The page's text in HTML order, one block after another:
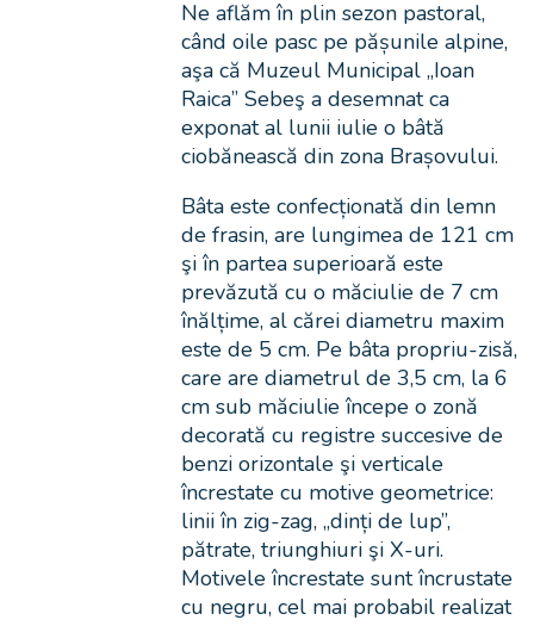
Ne aflăm în plin sezon pastoral,
când oile pasc pe pășunile alpine,
aşa că Muzeul Municipal „Ioan
Raica” Sebeş a desemnat ca
exponat al lunii iulie o bâtă
ciobănească din zona Brașovului.
Bâta este confecționată din lemn
de frasin, are lungimea de 121 cm
şi în partea superioară este
prevăzută cu o măciulie de 7 cm
înălțime, al cărei diametru maxim
este de 5 cm. Pe bâta propriu-zisă,
care are diametrul de 3,5 cm, la 6
cm sub măciulie începe o zonă
decorată cu registre succesive de
benzi orizontale şi verticale
încrestate cu motive geometrice:
linii în zig-zag, „dinți de lup”,
pătrate, triunghiuri şi X-uri.
Motivele încrestate sunt încrustate
cu negru, cel mai probabil realizat